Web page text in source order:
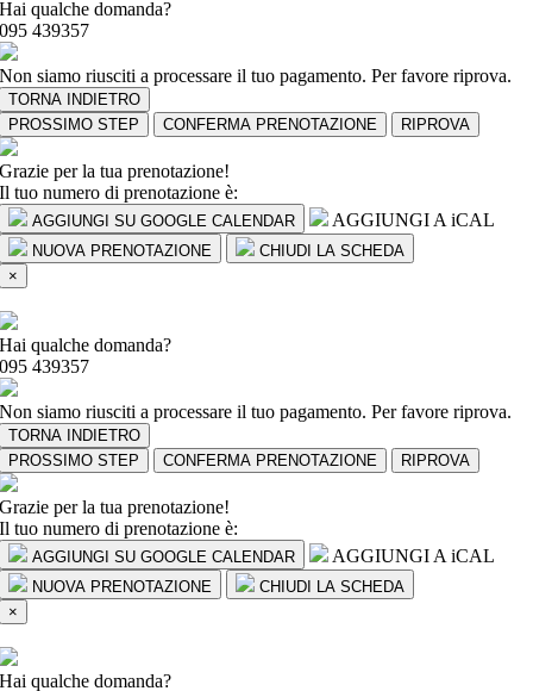
Hai qualche domanda?
095 439357
Non siamo riusciti a processare il tuo pagamento. Per favore riprova.
TORNA INDIETRO
PROSSIMO STEP
CONFERMA PRENOTAZIONE RIPROVA
Grazie per la tua prenotazione!
Il tuo numero di prenotazione è:
AGGIUNGI SU GOOGLE CALENDAR AGGIUNGI A iCAL
NUOVA PRENOTAZIONE
CHIUDI LA SCHEDA
×
Hai qualche domanda?
095 439357
Non siamo riusciti a processare il tuo pagamento. Per favore riprova.
TORNA INDIETRO
PROSSIMO STEP
CONFERMA PRENOTAZIONE RIPROVA
Grazie per la tua prenotazione!
Il tuo numero di prenotazione è:
AGGIUNGI SU GOOGLE CALENDAR AGGIUNGI A iCAL
NUOVA PRENOTAZIONE
CHIUDI LA SCHEDA
×
Hai qualche domanda?